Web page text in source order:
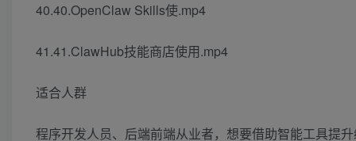
40.40.OpenClaw Skills使.mp4
41.41.ClawHub技能商店使用.mp4
适合人群
程序开发人员、后端前端从业者，想要借助智能工具提